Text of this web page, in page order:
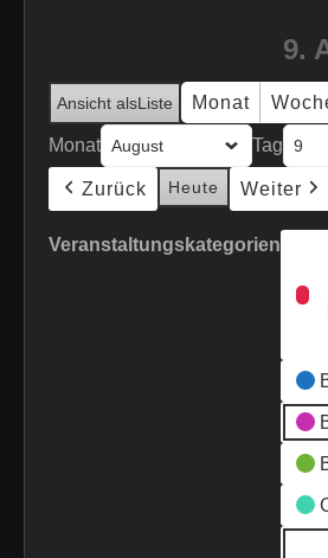
9.
Ansicht alsListe Monat
Monat Tag
Zurück Heute Weiter
Veranstaltungskategorien